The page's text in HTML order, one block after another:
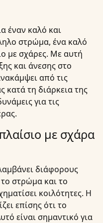
έναν καλό και
στρώμα, ένα καλό
με σχάρες. Με αυτή
και άνεσης στο
από τις
κατά τη διάρκεια της
για τις
με σχάρα
διάφορους
το στρώμα και το
κοιλότητες. Η
επίσης ότι το
είναι σημαντικό για